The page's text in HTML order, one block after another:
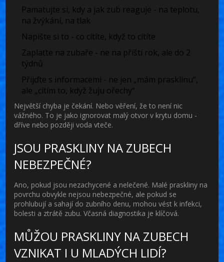
Pamatujte si, kdy a jak zub reaguje - na teplotu,
na žvýkání, na tlak
Napište si to - co cítíte, když to cítíte
Zaplaťte na zubaře - ne na příští rok, ale do 2
týdnů
Přijďte s informacemi - ne jen „mám prasklinu“,
ale „cítím to, když žuju ořechy“
Největší chyba je čekání. Nebo věření, že to není nic
vážného. To je jako ignorovat malý otvor v krytu domu -
dříve nebo později voda vteče.
JSOU PRASKLINY NA ZUBECH
NEBEZPEČNÉ?
Ano, pokud jsou nezachycené a nelečené. Malé praskliny na
povrchu obvykle nejsou nebezpečné, ale pokud se
prohlubují a sahají do zubního denu, mohou vést k infekci,
bolesti a ztrátě zubu. Včasná diagnostika je klíčová.
MŮŽOU PRASKLINY NA ZUBECH
VZNIKAT I U MLADÝCH LIDÍ?